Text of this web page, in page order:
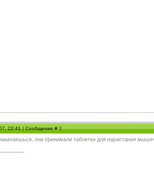
22:41 | Сообщение #3
накачаешься, они принимали таблетки для нарастания